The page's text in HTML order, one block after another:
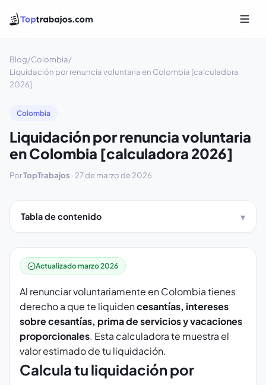
Blog/Colombia/
Liquidación por renuncia voluntaria en Colombia [calculadora
2026]
Colombia
Liquidación por renuncia voluntaria
en Colombia [calculadora 2026]
PorTopTrabajos · 27 de marzo de 2026
Tabla de contenido
Actualizado marzo 2026
Al renunciar voluntariamente en Colombia tienes
derecho a que te liquidencesantías, intereses
sobre cesantías, prima de servicios y vacaciones
proporcionales. Esta calculadora te muestra el
valor estimado de tu liquidación.
Calcula tu liquidación por